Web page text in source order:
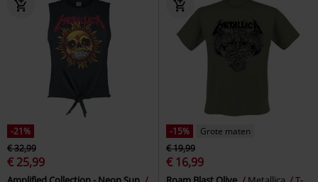
-21%
€ 32,99
€ 25,99
-15%
Grote maten
€ 19,99
€ 16,99